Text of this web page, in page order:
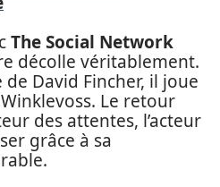
The Social Network
décolle véritablement.
David Fincher, il joue
Le retour
des attentes, l’acteur
grâce à sa